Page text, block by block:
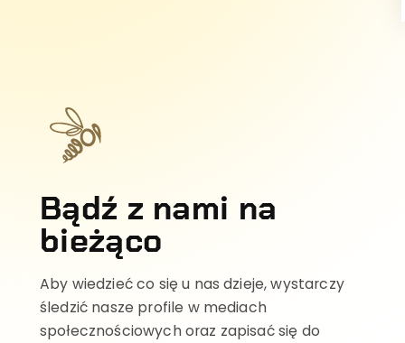
Bądź z nami na
bieżąco
Aby wiedzieć co się u nas dzieje, wystarczy
śledzić nasze profile w mediach
społecznościowych oraz zapisać się do